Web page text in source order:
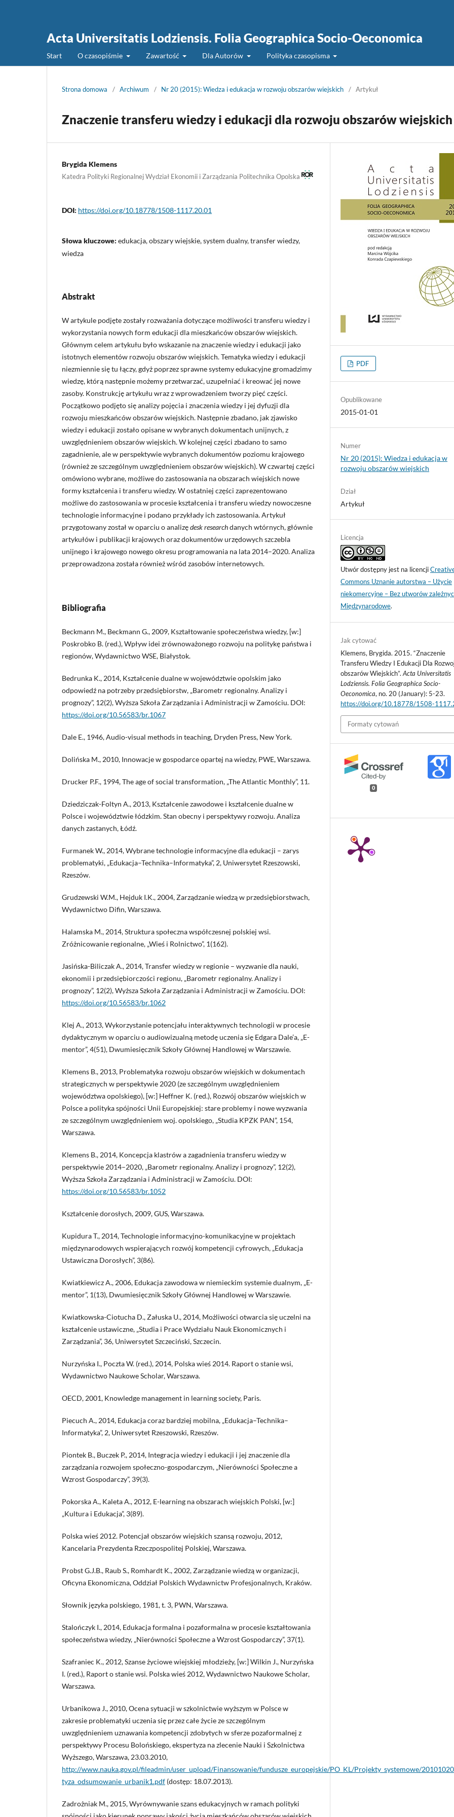
Acta Universitatis Lodziensis. Folia Geographica Socio-Oeconomica
Start O czasopiśmie Zawartość Dla Autorów Polityka czasopisma
Strona domowa / Archiwum / Nr 20 (2015): Wiedza i edukacja w rozwoju obszarów wiejskich / Artykuł
Znaczenie transferu wiedzy i edukacji dla rozwoju obszarów wiejskich
Brygida Klemens
Katedra Polityki Regionalnej Wydział Ekonomii i Zarządzania Politechnika Opolska
DOI: https://doi.org/10.18778/1508-1117.20.01
Słowa kluczowe: edukacja, obszary wiejskie, system dualny, transfer wiedzy,
wiedza
Abstrakt
W artykule podjęte zostały rozważania dotyczące możliwości transferu wiedzy i
wykorzystania nowych form edukacji dla mieszkańców obszarów wiejskich.
Głównym celem artykułu było wskazanie na znaczenie wiedzy i edukacji jako
istotnych elementów rozwoju obszarów wiejskich. Tematyka wiedzy i edukacji
niezmiennie się tu łączy, gdyż poprzez sprawne systemy edukacyjne gromadzimy
wiedzę, którą następnie możemy przetwarzać, uzupełniać i kreować jej nowe
zasoby. Konstrukcję artykułu wraz z wprowadzeniem tworzy pięć części.
Początkowo podjęto się analizy pojęcia i znaczenia wiedzy i jej dyfuzji dla
rozwoju mieszkańców obszarów wiejskich. Następnie zbadano, jak zjawisko
wiedzy i edukacji zostało opisane w wybranych dokumentach unijnych, z
uwzględnieniem obszarów wiejskich. W kolejnej części zbadano to samo
zagadnienie, ale w perspektywie wybranych dokumentów poziomu krajowego
(również ze szczególnym uwzględnieniem obszarów wiejskich). W czwartej części
omówiono wybrane, możliwe do zastosowania na obszarach wiejskich nowe
formy kształcenia i transferu wiedzy. W ostatniej części zaprezentowano
możliwe do zastosowania w procesie kształcenia i transferu wiedzy nowoczesne
technologie informacyjne i podano przykłady ich zastosowania. Artykuł
przygotowany został w oparciu o analizędesk researchdanych wtórnych, głównie
artykułów i publikacji krajowych oraz dokumentów urzędowych szczebla
unijnego i krajowego nowego okresu programowania na lata 2014–2020. Analiza
przeprowadzona została również wśród zasobów internetowych.
Bibliografia
Beckmann M., Beckmann G., 2009, Kształtowanie społeczeństwa wiedzy, [w:]
Poskrobko B. (red.), Wpływ idei zrównoważonego rozwoju na politykę państwa i
regionów, Wydawnictwo WSE, Białystok.
Bedrunka K., 2014, Kształcenie dualne w województwie opolskim jako
odpowiedź na potrzeby przedsiębiorstw, „Barometr regionalny. Analizy i
prognozy”, 12(2), Wyższa Szkoła Zarządzania i Administracji w Zamościu. DOI:
https://doi.org/10.56583/br.1067
Dale E., 1946, Audio-visual methods in teaching, Dryden Press, New York.
Dolińska M., 2010, Innowacje w gospodarce opartej na wiedzy, PWE, Warszawa.
Drucker P.F., 1994, The age of social transformation, „The Atlantic Monthly”, 11.
Dziedziczak-Foltyn A., 2013, Kształcenie zawodowe i kształcenie dualne w
Polsce i województwie łódzkim. Stan obecny i perspektywy rozwoju. Analiza
danych zastanych, Łódź.
Furmanek W., 2014, Wybrane technologie informacyjne dla edukacji – zarys
problematyki, „Edukacja–Technika–Informatyka”, 2, Uniwersytet Rzeszowski,
Rzeszów.
Grudzewski W.M., Hejduk I.K., 2004, Zarządzanie wiedzą w przedsiębiorstwach,
Wydawnictwo Difin, Warszawa.
Halamska M., 2014, Struktura społeczna współczesnej polskiej wsi.
Zróżnicowanie regionalne, „Wieś i Rolnictwo”, 1(162).
Jasińska-Biliczak A., 2014, Transfer wiedzy w regionie – wyzwanie dla nauki,
ekonomii i przedsiębiorczości regionu, „Barometr regionalny. Analizy i
prognozy”, 12(2), Wyższa Szkoła Zarządzania i Administracji w Zamościu. DOI:
https://doi.org/10.56583/br.1062
Klej A., 2013, Wykorzystanie potencjału interaktywnych technologii w procesie
dydaktycznym w oparciu o audiowizualną metodę uczenia się Edgara Dale’a, „E-
mentor”, 4(51), Dwumiesięcznik Szkoły Głównej Handlowej w Warszawie.
Klemens B., 2013, Problematyka rozwoju obszarów wiejskich w dokumentach
strategicznych w perspektywie 2020 (ze szczególnym uwzględnieniem
województwa opolskiego), [w:] Heffner K. (red.), Rozwój obszarów wiejskich w
Polsce a polityka spójności Unii Europejskiej: stare problemy i nowe wyzwania
ze szczególnym uwzględnieniem woj. opolskiego, „Studia KPZK PAN”, 154,
Warszawa.
Klemens B., 2014, Koncepcja klastrów a zagadnienia transferu wiedzy w
perspektywie 2014–2020, „Barometr regionalny. Analizy i prognozy”, 12(2),
Wyższa Szkoła Zarządzania i Administracji w Zamościu. DOI:
https://doi.org/10.56583/br.1052
Kształcenie dorosłych, 2009, GUS, Warszawa.
Kupidura T., 2014, Technologie informacyjno-komunikacyjne w projektach
międzynarodowych wspierających rozwój kompetencji cyfrowych, „Edukacja
Ustawiczna Dorosłych”, 3(86).
Kwiatkiewicz A., 2006, Edukacja zawodowa w niemieckim systemie dualnym, „E-
mentor”, 1(13), Dwumiesięcznik Szkoły Głównej Handlowej w Warszawie.
Kwiatkowska-Ciotucha D., Załuska U., 2014, Możliwości otwarcia się uczelni na
kształcenie ustawiczne, „Studia i Prace Wydziału Nauk Ekonomicznych i
Zarządzania”, 36, Uniwersytet Szczeciński, Szczecin.
Nurzyńska I., Poczta W. (red.), 2014, Polska wieś 2014. Raport o stanie wsi,
Wydawnictwo Naukowe Scholar, Warszawa.
OECD, 2001, Knowledge management in learning society, Paris.
Piecuch A., 2014, Edukacja coraz bardziej mobilna, „Edukacja–Technika–
Informatyka”, 2, Uniwersytet Rzeszowski, Rzeszów.
Piontek B., Buczek P., 2014, Integracja wiedzy i edukacji i jej znaczenie dla
zarządzania rozwojem społeczno-gospodarczym, „Nierówności Społeczne a
Wzrost Gospodarczy”, 39(3).
Pokorska A., Kaleta A., 2012, E-learning na obszarach wiejskich Polski, [w:]
„Kultura i Edukacja”, 3(89).
Polska wieś 2012. Potencjał obszarów wiejskich szansą rozwoju, 2012,
Kancelaria Prezydenta Rzeczpospolitej Polskiej, Warszawa.
Probst G.J.B., Raub S., Romhardt K., 2002, Zarządzanie wiedzą w organizacji,
Oficyna Ekonomiczna, Oddział Polskich Wydawnictw Profesjonalnych, Kraków.
Słownik języka polskiego, 1981, t. 3, PWN, Warszawa.
Stalończyk I., 2014, Edukacja formalna i pozaformalna w procesie kształtowania
społeczeństwa wiedzy, „Nierówności Społeczne a Wzrost Gospodarczy”, 37(1).
Szafraniec K., 2012, Szanse życiowe wiejskiej młodzieży, [w:] Wilkin J., Nurzyńska
I. (red.), Raport o stanie wsi. Polska wieś 2012, Wydawnictwo Naukowe Scholar,
Warszawa.
Urbanikowa J., 2010, Ocena sytuacji w szkolnictwie wyższym w Polsce w
zakresie problematyki uczenia się przez całe życie ze szczególnym
uwzględnieniem uznawania kompetencji zdobytych w sferze pozaformalnej z
perspektywy Procesu Bolońskiego, ekspertyza na zlecenie Nauki i Szkolnictwa
Wyższego, Warszawa, 23.03.2010,
http://www.nauka.gov.pl/fileadmin/user_upload/Finansowanie/fundusze_europejskie/PO_KL/Projekty_systemowe/
tyza_odsumowanie_urbanik1.pdf (dostęp: 18.07.2013).
Zadrożniak M., 2015, Wyrównywanie szans edukacyjnych w ramach polityki
PDF
Opublikowane
2015-01-01
Numer
Nr 20 (2015): Wiedza i edukacja w
rozwoju obszarów wiejskich
Dział
Artykuł
Licencja
Utwór dostępny jest na licencji
Commons Uznanie autorstwa – Użycie
niekomercyjne – Bez utworów
Międzynarodowe.
Jak cytować
Klemens, Brygida. 2015. “Znaczenie
Transferu Wiedzy I Edukacji Dla
obszarów Wiejskich”.Acta Universitatis
Lodziensis. Folia Geographica Socio-
Oeconomica, no. 20 (January): 5-23.
https://doi.org/10.18778/1508-
Formaty cytowań
0